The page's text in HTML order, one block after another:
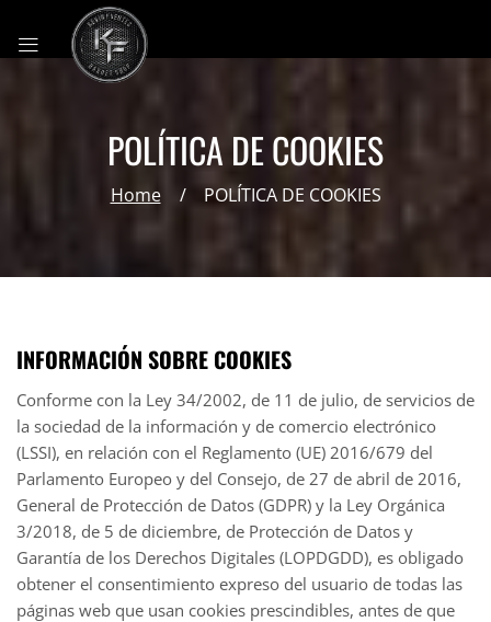
POLÍTICA DE COOKIES
Home POLÍTICA DE COOKIES
INFORMACIÓN SOBRE COOKIES
Conforme con la Ley 34/2002, de 11 de julio, de servicios de
la sociedad de la información y de comercio electrónico
(LSSI), en relación con el Reglamento (UE) 2016/679 del
Parlamento Europeo y del Consejo, de 27 de abril de 2016,
General de Protección de Datos (GDPR) y la Ley Orgánica
3/2018, de 5 de diciembre, de Protección de Datos y
Garantía de los Derechos Digitales (LOPDGDD), es obligado
obtener el consentimiento expreso del usuario de todas las
páginas web que usan cookies prescindibles, antes de que